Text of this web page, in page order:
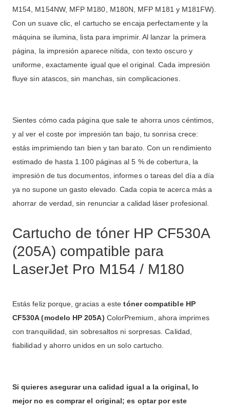
M154, M154NW, MFP M180, M180N, MFP M181 y M181FW).
Con un suave clic, el cartucho se encaja perfectamente y la
máquina se ilumina, lista para imprimir. Al lanzar la primera
página, la impresión aparece nítida, con texto oscuro y
uniforme, exactamente igual que el original. Cada impresión
fluye sin atascos, sin manchas, sin complicaciones.
Sientes cómo cada página que sale te ahorra unos céntimos,
y al ver el coste por impresión tan bajo, tu sonrisa crece:
estás imprimiendo tan bien y tan barato. Con un rendimiento
estimado de hasta 1.100 páginas al 5 % de cobertura, la
impresión de tus documentos, informes o tareas del día a día
ya no supone un gasto elevado. Cada copia te acerca más a
ahorrar de verdad, sin renunciar a calidad láser profesional.
Cartucho de tóner HP CF530A
(205A) compatible para
LaserJet Pro M154 / M180
Estás feliz porque, gracias a estetóner compatible HP
CF530A (modelo HP 205A) ColorPremium, ahora imprimes
con tranquilidad, sin sobresaltos ni sorpresas. Calidad,
fiabilidad y ahorro unidos en un solo cartucho.
Si quieres asegurar una calidad igual a la original, lo
mejor no es comprar el original; es optar por este